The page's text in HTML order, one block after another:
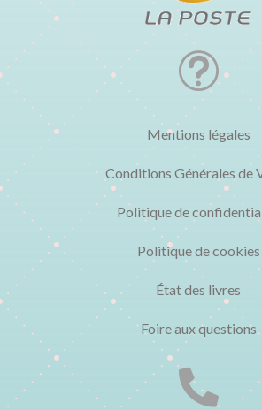
t
Mentions légales
Conditions Générales de
Politique de
Politique de cookies
État des livres
Foire aux questions
